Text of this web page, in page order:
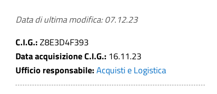
a
Data acquisizione C.I.G.
Data di ultima modifica: 07.12.23
C.I.G.:Z8E3D4F393
Data acquisizione C.I.G.: 16.11.23
Ufficio responsabile:Acquisti e Logistica